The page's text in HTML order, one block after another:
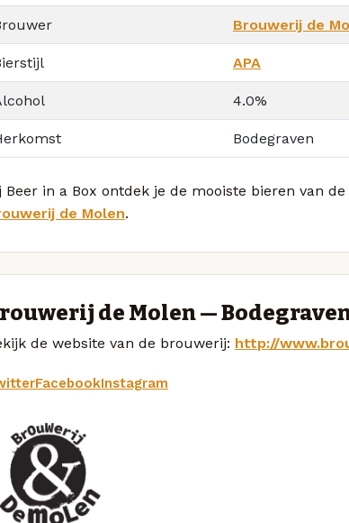
Brouwerij de
APA
4.0%
Bodegraven
Beer in a Box ontdek je de mooiste bieren van
de Molen.
de Molen —
de website van de brouwerij: http://
FacebookInstagram